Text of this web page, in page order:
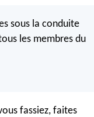
sous la conduite
les membres du
fassiez, faites